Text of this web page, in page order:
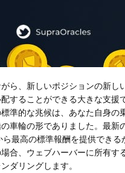
がら、新しいポジションの新
することができる大きな支援
準的な兆候は、あなた自身の
車輪の形でありました。最新
最高の標準報酬を提供できる
合、ウェブハーバーに所有す
ダリングします。